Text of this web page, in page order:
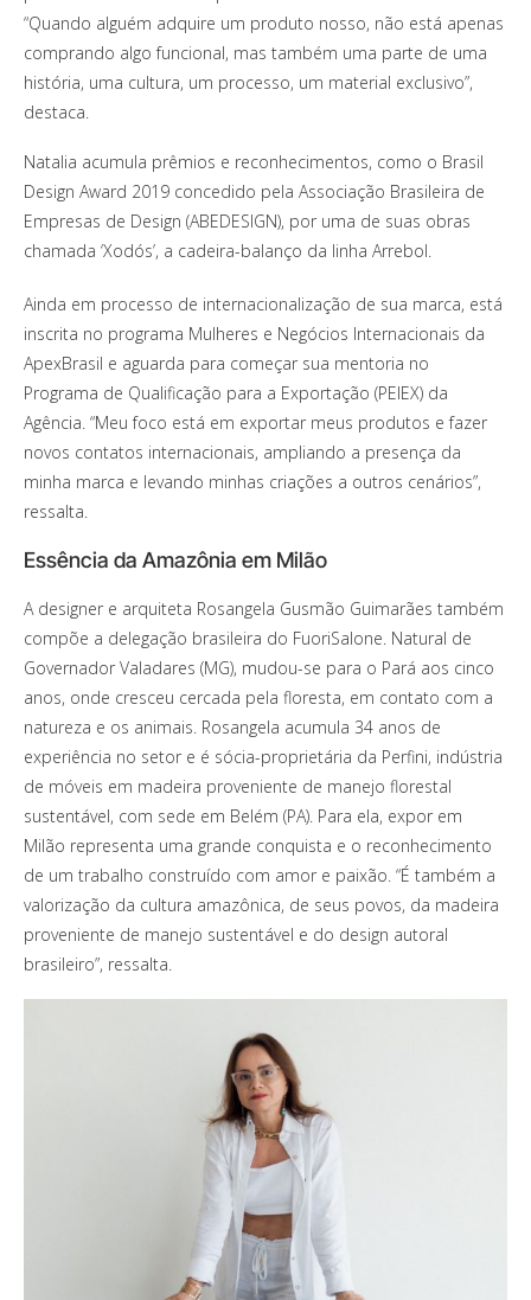
“Quando alguém adquire um produto nosso, não está apenas
comprando algo funcional, mas também uma parte de uma
história, uma cultura, um processo, um material exclusivo”,
destaca.
Natalia acumula prêmios e reconhecimentos, como o Brasil
Design Award 2019 concedido pela Associação Brasileira de
Empresas de Design (ABEDESIGN), por uma de suas obras
chamada ‘Xodós’, a cadeira-balanço da linha Arrebol.
Ainda em processo de internacionalização de sua marca, está
inscrita no programa Mulheres e Negócios Internacionais da
ApexBrasil e aguarda para começar sua mentoria no
Programa de Qualificação para a Exportação (PEIEX) da
Agência. “Meu foco está em exportar meus produtos e fazer
novos contatos internacionais, ampliando a presença da
minha marca e levando minhas criações a outros cenários”,
ressalta.
Essência da Amazônia em Milão
A designer e arquiteta Rosangela Gusmão Guimarães também
compõe a delegação brasileira do FuoriSalone. Natural de
Governador Valadares (MG), mudou-se para o Pará aos cinco
anos, onde cresceu cercada pela floresta, em contato com a
natureza e os animais. Rosangela acumula 34 anos de
experiência no setor e é sócia-proprietária da Perfini, indústria
de móveis em madeira proveniente de manejo florestal
sustentável, com sede em Belém (PA). Para ela, expor em
Milão representa uma grande conquista e o reconhecimento
de um trabalho construído com amor e paixão. “É também a
valorização da cultura amazônica, de seus povos, da madeira
proveniente de manejo sustentável e do design autoral
brasileiro”, ressalta.